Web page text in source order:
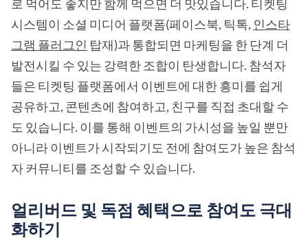
로 먹어도 좋지만 함께 먹으면 더 맛있습니다. 티켓팅
시스템이 소셜 미디어 플랫폼(페이스북, 틱톡, 인스타
그램 플러그인 탑재)과 통합되면 마케팅을 한 단계 더
발전시킬 수 있는 강력한 조합이 탄생합니다. 참석자
들은 티켓팅 플랫폼에서 이벤트에 대한 흥미를 쉽게
공유하고, 콘텐츠에 참여하고, 친구를 직접 초대할 수
도 있습니다. 이를 통해 이벤트의 가시성을 높일 뿐만
아니라 이벤트가 시작되기도 전에 참여도가 높은 참석
자 커뮤니티를 조성할 수 있습니다.
얼리버드 및 독점 혜택으로 참여도 극대
화하기